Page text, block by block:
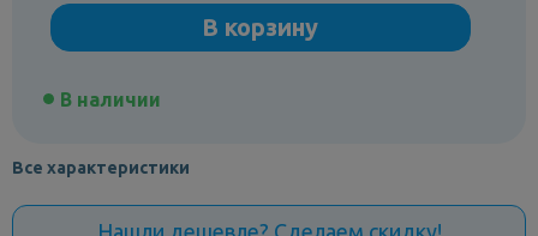
В корзину
В наличии
Все характеристики
Нашли дешевле? Сделаем скидку!